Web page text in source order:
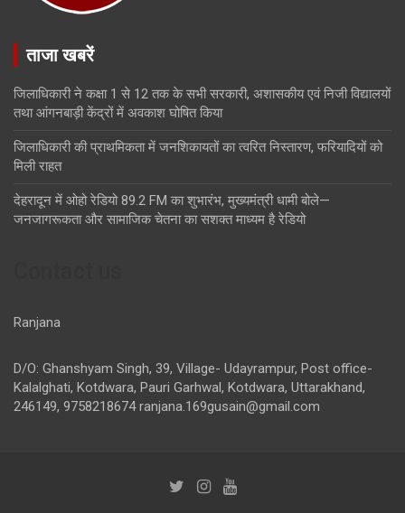
ताजा खबरें
जिलाधिकारी ने कक्षा 1 से 12 तक के सभी सरकारी, अशासकीय एवं निजी विद्यालयों
तथा आंगनबाड़ी केंद्रों में अवकाश घोषित किया
जिलाधिकारी की प्राथमिकता में जनशिकायतों का त्वरित निस्तारण, फरियादियों को
मिली राहत
देहरादून में ओहो रेडियो 89.2 FM का शुभारंभ, मुख्यमंत्री धामी बोले—
जनजागरूकता और सामाजिक चेतना का सशक्त माध्यम है रेडियो
Ranjana
D/O: Ghanshyam Singh, 39, Village- Udayrampur, Post office-
Kalalghati, Kotdwara, Pauri Garhwal, Kotdwara, Uttarakhand,
246149, 9758218674ranjana.169gusain@gmail.com